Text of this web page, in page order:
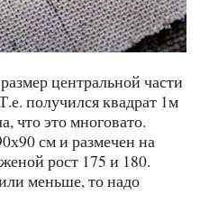
центральной части
получился квадрат 1м
что это многовато.
см и размечен на
рост 175 и 180.
меньше, то надо